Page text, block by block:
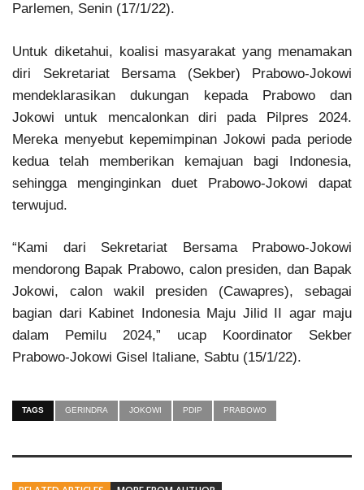
Parlemen, Senin (17/1/22).
Untuk diketahui, koalisi masyarakat yang menamakan
diri Sekretariat Bersama (Sekber) Prabowo-Jokowi
mendeklarasikan dukungan kepada Prabowo dan
Jokowi untuk mencalonkan diri pada Pilpres 2024.
Mereka menyebut kepemimpinan Jokowi pada periode
kedua telah memberikan kemajuan bagi Indonesia,
sehingga menginginkan duet Prabowo-Jokowi dapat
terwujud.
“Kami dari Sekretariat Bersama Prabowo-Jokowi
mendorong Bapak Prabowo, calon presiden, dan Bapak
Jokowi, calon wakil presiden (Cawapres), sebagai
bagian dari Kabinet Indonesia Maju Jilid II agar maju
dalam Pemilu 2024,” ucap Koordinator Sekber
Prabowo-Jokowi Gisel Italiane, Sabtu (15/1/22).
TAGS GERINDRA JOKOWI PDIP PRABOWO